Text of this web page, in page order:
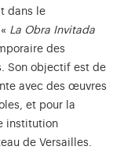
dans le
La Obra Invitada
des
Son objectif est de
avec des œuvres
et pour la
institution
de Versailles.